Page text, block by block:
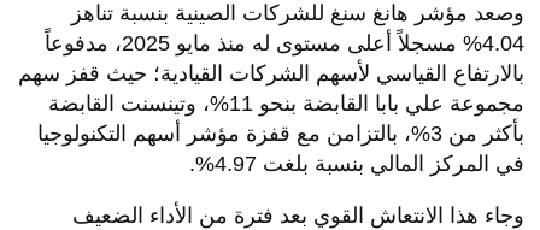
وصعد مؤشر هانغ سنغ للشركات الصينية بنسبة تناهز
4.04% مسجلاً أعلى مستوى له منذ مايو 2025، مدفوعاً
بالارتفاع القياسي لأسهم الشركات القيادية؛ حيث قفز سهم
مجموعة علي بابا القابضة بنحو 11%، وتينسنت القابضة
بأكثر من 3%، بالتزامن مع قفزة مؤشر أسهم التكنولوجيا
في المركز المالي بنسبة بلغت 4.97%.
وجاء هذا الانتعاش القوي بعد فترة من الأداء الضعيف